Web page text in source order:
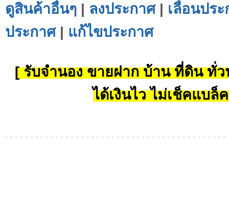
ดูสินค้าอื่นๆ | ลงประกาศ| เลื่อนปร
ประกาศ| แก้ไขประกาศ
[ รับจำนอง ขายฝาก บ้าน ที่ดิน ทั่ว
ได้เงินไว ไม่เช็คแบล็